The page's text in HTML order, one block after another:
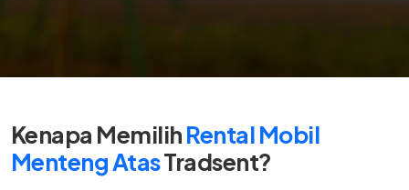
Kenapa MemilihRental Mobil
Menteng AtasTradsent?